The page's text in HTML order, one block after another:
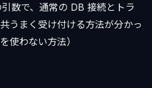
数で、通常の DB 接続とトラ
うまく受け付ける方法が分かっ
使わない方法）